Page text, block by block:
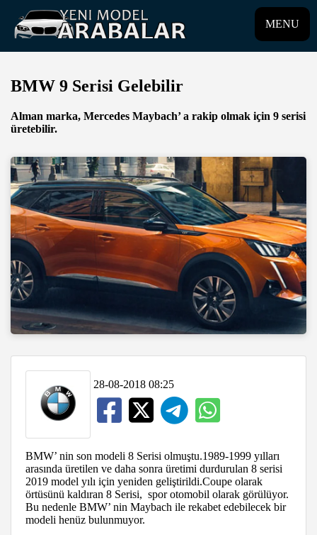
MENU
BMW 9 Serisi Gelebilir
Alman marka, Mercedes Maybach’ a rakip olmak için 9 serisi
üretebilir.
28-08-2018 08:25
BMW’ nin son modeli 8 Serisi olmuştu.1989-1999 yılları
arasında üretilen ve daha sonra üretimi durdurulan 8 serisi
2019 model yılı için yeniden geliştirildi.Coupe olarak
örtüsünü kaldıran 8 Serisi, spor otomobil olarak görülüyor.
Bu nedenle BMW’ nin Maybach ile rekabet edebilecek bir
modeli henüz bulunmuyor.